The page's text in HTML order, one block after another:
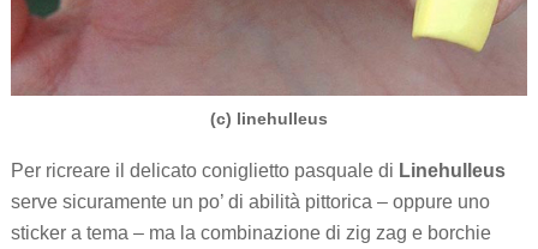
(c) linehulleus
Per ricreare il delicato coniglietto pasquale di Linehulleus
serve sicuramente un po’ di abilità pittorica – oppure uno
sticker a tema – ma la combinazione di zig zag e borchie